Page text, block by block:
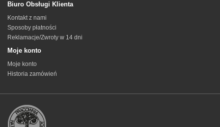
Biuro Obsługi Klienta
Kontakt z nami
Sposoby płatności
Reklamacje/Zwroty w 14 dni
Moje konto
Moje konto
Historia zamówień